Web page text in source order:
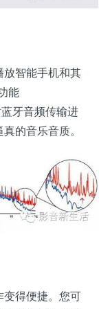
放智能手机和其
能
牙音频传输进
的音乐音质。
变得便捷。您可